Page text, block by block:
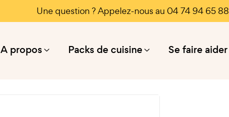
Une question ? Appelez-nous au 04 74 94 65 88
A propos Packs de cuisine Se faire aider